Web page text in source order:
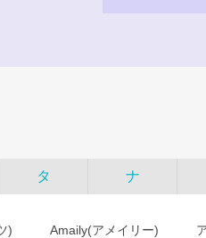
タ ナ
) Amaily(アメイリー)